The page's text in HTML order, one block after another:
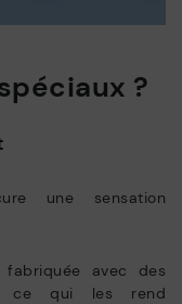
?
une sensation
avec des
ce qui les rend